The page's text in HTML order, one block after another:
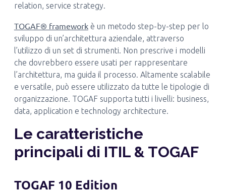
relation, service strategy.
TOGAF® frameworkè un metodo step-by-step per lo
sviluppo di un’architettura aziendale, attraverso
l’utilizzo di un set di strumenti. Non prescrive i modelli
che dovrebbero essere usati per rappresentare
l’architettura, ma guida il processo. Altamente scalabile
e versatile, può essere utilizzato da tutte le tipologie di
organizzazione. TOGAF supporta tutti i livelli: business,
data, application e technology architecture.
Le caratteristiche
principali di ITIL & TOGAF
TOGAF 10 Edition